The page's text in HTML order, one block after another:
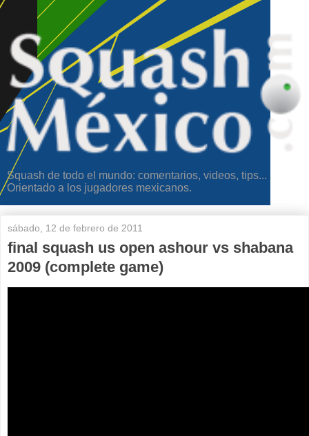
Squash de todo el mundo: comentarios, videos, tips...
Orientado a los jugadores mexicanos.
sábado, 12 de febrero de 2011
final squash us open ashour vs shabana
2009 (complete game)